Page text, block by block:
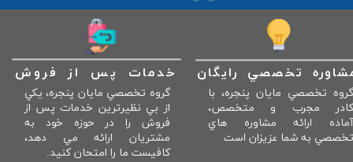
تخصصي رايگان خدمات پس از فروش
گروه تخصصي مايان پنجره، با
كادر مجرب و متخصص،
آماده ارائه مشاوره هاي
تخصصي به شما عزيزان است
گروه تخصصي مايان پنجره، يكي
از بي نظيرترين خدمات پس از
فروش را در حوزه خود به
مشتريان ارائه مي دهد،
كافيست ما را امتحان كنيد.